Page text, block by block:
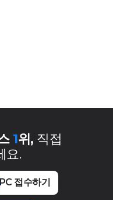
1위, 직접
요.
접수하기